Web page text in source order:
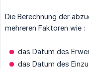
Die Berechnung der
mehreren Faktoren wie :
das Datum des
das Datum des